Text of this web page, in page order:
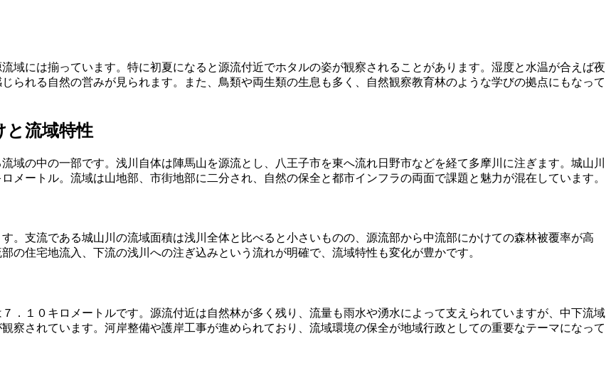
域には揃っています。特に初夏になると源流付近でホタルの姿が観察されることがあります。湿度と水温が合えば夜
られる自然の営みが見られます。また、鳥類や両生類の生息も多く、自然観察教育林のような学びの拠点にもなって
と流域特性
域の中の一部です。浅川自体は陣馬山を源流とし、八王子市を東へ流れ日野市などを経て多摩川に注ぎます。城山川
メートル。流域は山地部、市街地部に二分され、自然の保全と都市インフラの両面で課題と魅力が混在しています。
。支流である城山川の流域面積は浅川全体と比べると小さいものの、源流部から中流部にかけての森林被覆率が高
の住宅地流入、下流の浅川への注ぎ込みという流れが明確で、流域特性も変化が豊かです。
．１０キロメートルです。源流付近は自然林が多く残り、流量も雨水や湧水によって支えられていますが、中下流域
察されています。河岸整備や護岸工事が進められており、流域環境の保全が地域行政としての重要なテーマになって